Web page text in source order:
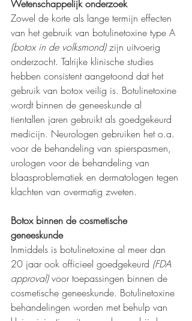
Wetenschappelijk onderzoek
Zowel de korte als lange termijn effecten
van het gebruik van botulinetoxine type A
(botox in de volksmond) zijn uitvoerig
onderzocht. Talrijke klinische studies
hebben consistent aangetoond dat het
gebruik van botox veilig is. Botulinetoxine
wordt binnen de geneeskunde al
tientallen jaren gebruikt als goedgekeurd
medicijn. Neurologen gebruiken het o.a.
voor de behandeling van spierspasmen,
urologen voor de behandeling van
blaasproblematiek en dermatologen tegen
klachten van overmatig zweten.
Botox binnen de cosmetische
geneeskunde
Inmiddels is botulinetoxine al meer dan
20 jaar ook officieel goedgekeurd (FDA
approval) voor toepassingen binnen de
cosmetische geneeskunde. Botulinetoxine
behandelingen worden met behulp van